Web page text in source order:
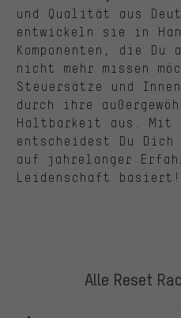
und Qualität aus
entwickeln sie in
Komponenten, die Du
nicht mehr missen
Steuersätze und
durch ihre
Haltbarkeit aus.
Mit
entscheidest Du
auf jahrelanger
Leidenschaft basiert!
Alle Reset